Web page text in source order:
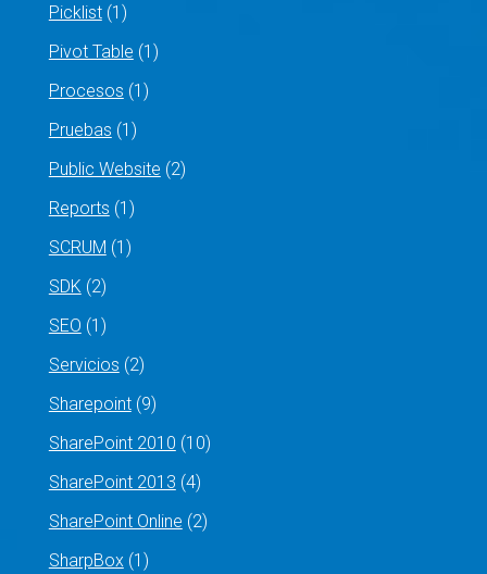
Picklist(1)
Pivot Table (1)
Procesos (1)
Pruebas (1)
Public Website (2)
Reports (1)
SCRUM (1)
SDK (2)
SEO (1)
Servicios (2)
Sharepoint(9)
SharePoint 2010 (10)
SharePoint 2013 (4)
SharePoint Online (2)
SharpBox(1)